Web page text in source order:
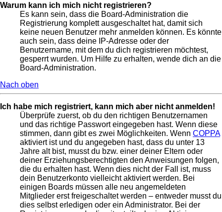
Warum kann ich mich nicht registrieren?
Es kann sein, dass die Board-Administration die
Registrierung komplett ausgeschaltet hat, damit sich
keine neuen Benutzer mehr anmelden können. Es könnte
auch sein, dass deine IP-Adresse oder der
Benutzername, mit dem du dich registrieren möchtest,
gesperrt wurden. Um Hilfe zu erhalten, wende dich an die
Board-Administration.
Nach oben
Ich habe mich registriert, kann mich aber nicht anmelden!
Überprüfe zuerst, ob du den richtigen Benutzernamen
und das richtige Passwort eingegeben hast. Wenn diese
stimmen, dann gibt es zwei Möglichkeiten. Wenn COPPA
aktiviert ist und du angegeben hast, dass du unter 13
Jahre alt bist, musst du bzw. einer deiner Eltern oder
deiner Erziehungsberechtigten den Anweisungen folgen,
die du erhalten hast. Wenn dies nicht der Fall ist, muss
dein Benutzerkonto vielleicht aktiviert werden. Bei
einigen Boards müssen alle neu angemeldeten
Mitglieder erst freigeschaltet werden – entweder musst du
dies selbst erledigen oder ein Administrator. Bei der